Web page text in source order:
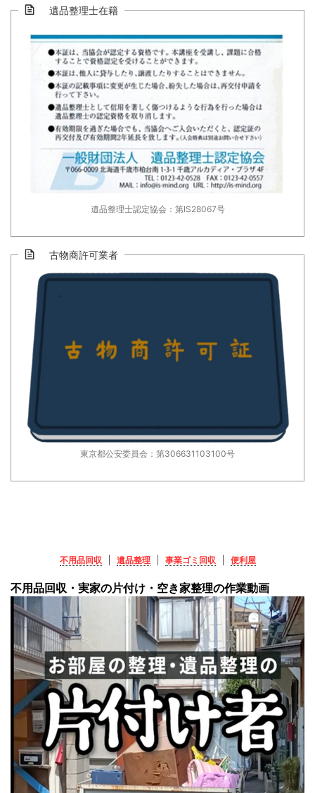
遺品整理士在籍
遺品整理士認定協会：第IS28067号
古物商許可業者
東京都公安委員会：第306631103100号
不用品回収 遺品整理 事業ゴミ回収 便利屋
不用品回収・実家の片付け・空き家整理の作業動画